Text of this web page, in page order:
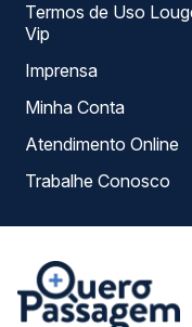
Termos de Uso Louge
Vip
Imprensa
Minha Conta
Atendimento Online
Trabalhe Conosco